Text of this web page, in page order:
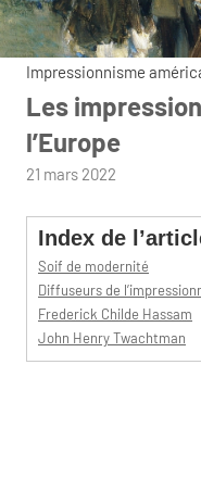
Impressionnisme
Les
l’Europe
par
21 mars 2022
Index de
Soif de modernité
Diffuseurs de
Frederick Childe Hassam
John Henry Twachtman